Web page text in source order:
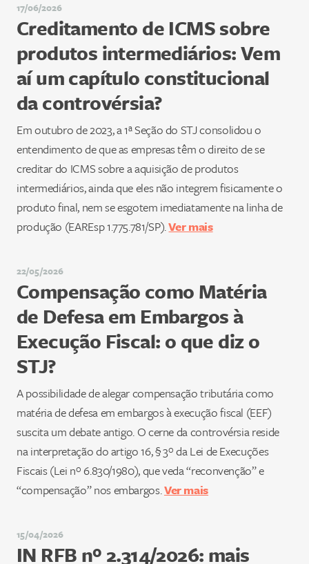
17/06/2026
Creditamento de ICMS sobre
produtos intermediários: Vem
aí um capítulo constitucional
da controvérsia?
Em outubro de 2023, a 1ª Seção do STJ consolidou o
entendimento de que as empresas têm o direito de se
creditar do ICMS sobre a aquisição de produtos
intermediários, ainda que eles não integrem fisicamente o
produto final, nem se esgotem imediatamente na linha de
produção (EAREsp 1.775.781/SP).Ver mais
22/05/2026
Compensação como Matéria
de Defesa em Embargos à
Execução Fiscal: o que diz o
STJ?
A possibilidade de alegar compensação tributária como
matéria de defesa em embargos à execução fiscal (EEF)
suscita um debate antigo. O cerne da controvérsia reside
na interpretação do artigo 16, § 3º da Lei de Execuções
Fiscais (Lei nº 6.830/1980), que veda “reconvenção” e
“compensação” nos embargos.Ver mais
15/04/2026
IN RFB nº 2.314/2026: mais